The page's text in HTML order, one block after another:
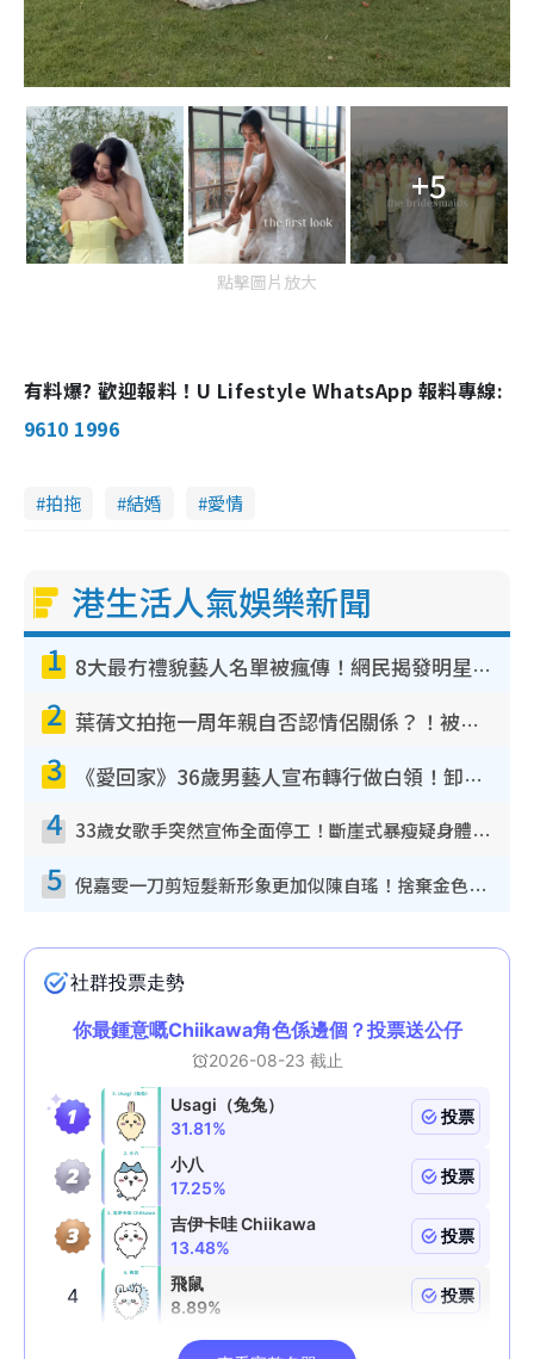
+5
點擊圖片放大
有料爆? 歡迎報料！U Lifestyle WhatsApp 報料專線:
9610 1996
拍拖 結婚 愛情
港生活人氣娛樂新聞
1 8大最冇禮貌藝人名單被瘋傳！網民揭發明星真面目 一致數臭呢位係無品天花板？
2 葉蒨文拍拖一周年親自否認情侶關係？！被質疑感情造假竟稱GM「普通同事」
3 《愛回家》36歲男藝人宣布轉行做白領！卸下藝人身份回歸素人平淡生活
4 33歲女歌手突然宣佈全面停工！斷崖式暴瘦疑身體亮紅燈！聲明曝︰將暫時淡出
5 倪嘉雯一刀剪短髮新形象更加似陳自瑤！捨棄金色長髮造型氣質大變超驚喜